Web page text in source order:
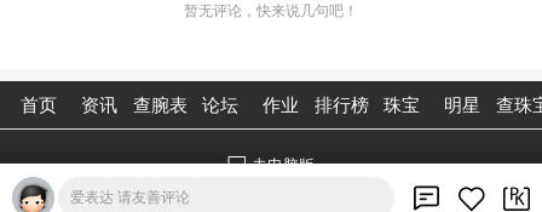
暂无评论，快来说几句吧！
爱表达 请友善评论
首页 资讯 查腕表 论坛 作业 排行榜 珠宝 明星 查珠
去电脑版
©2026腕表之家 m.xbiao.com